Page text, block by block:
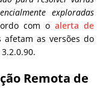
exploradas
com o alerta de
as versões do
Remota de